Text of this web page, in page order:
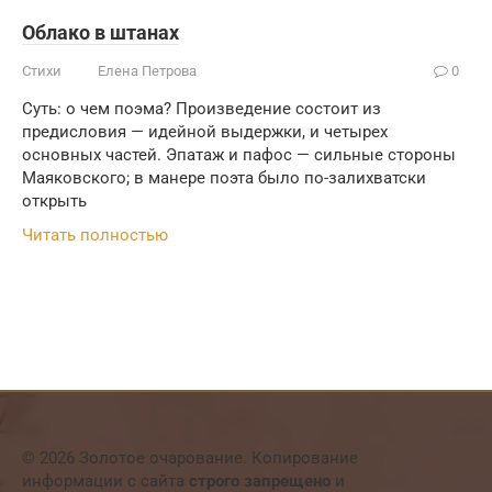
Облако в штанах
Стихи Елена Петрова 0
Суть: о чем поэма? Произведение состоит из
предисловия — идейной выдержки, и четырех
основных частей. Эпатаж и пафос — сильные стороны
Маяковского; в манере поэта было по-залихватски
открыть
Читать полностью
© 2026 Золотое очарование. Копирование
информации с сайта строго запрещено и